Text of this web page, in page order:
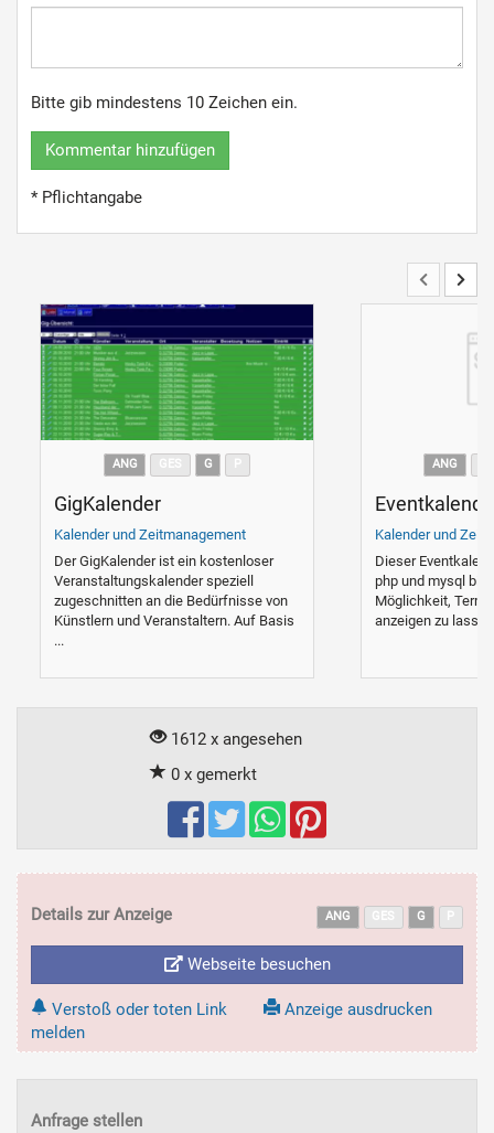
Bitte gib mindestens 10 Zeichen ein.
Kommentar hinzufügen
* Pflichtangabe
ANG G
GigKalender
Kalender und Zeitmanagement
Der GigKalender ist ein kostenloser
Veranstaltungskalender speziell
zugeschnitten an die Bedürfnisse von
Künstlern und Veranstaltern. Auf Basis
...
ANG
Kalender und
Dieser
php und mysql
Möglichkeit,
anzeigen zu
1612 x angesehen
0 x gemerkt
Details zur Anzeige ANG G
Webseite besuchen
Verstoß oder toten Link
melden
Anzeige ausdrucken
Anfrage stellen